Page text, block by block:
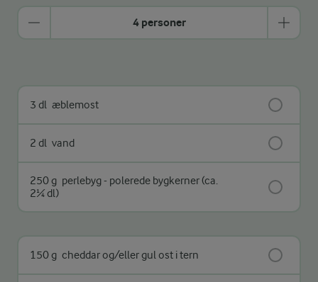
4 personer
3 dl æblemost
2 dl vand
250 g perlebyg - polerede bygkerner (ca.
2¼ dl)
150 g cheddar og/eller gul ost i tern